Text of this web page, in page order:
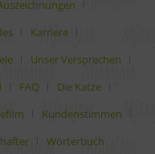
Karriere
Unser Versprechen
FAQ
Die Katze
Kundenstimmen
Wörterbuch